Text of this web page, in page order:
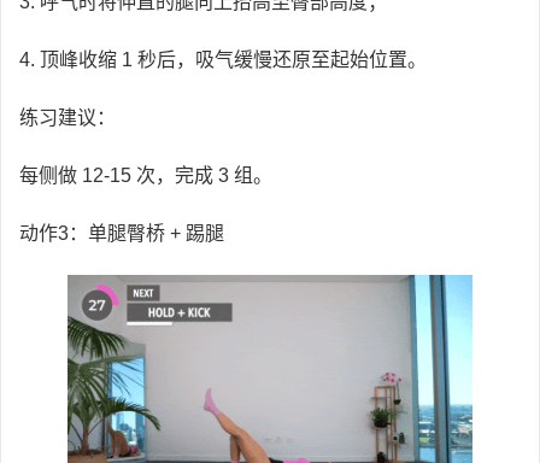
4. 顶峰收缩 1 秒后，吸气缓慢还原至起始位置。
练习建议：
每侧做 12-15 次，完成 3 组。
动作3：单腿臀桥 + 踢腿